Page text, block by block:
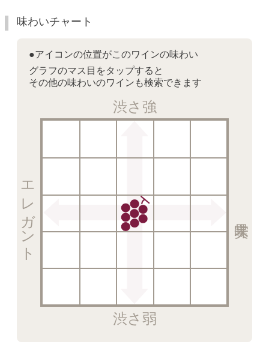
味わいチャート
●アイコンの位置がこのワインの味わい
グラフのマス目をタップすると
その他の味わいのワインも検索できます
渋さ強
渋さ弱
エレガント